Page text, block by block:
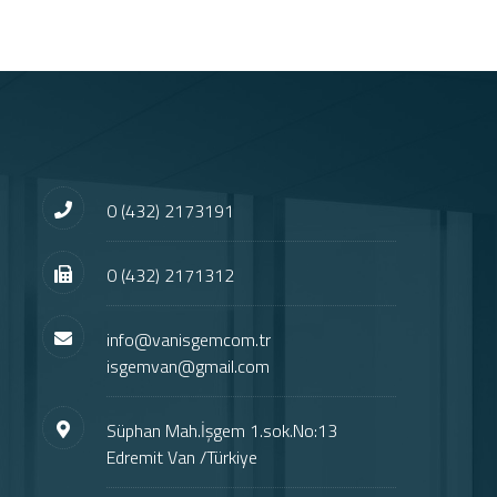
0 (432) 2173191
0 (432) 2171312
info@vanisgemcom.tr
isgemvan@gmail.com
Süphan Mah.İşgem 1.sok.No:13
Edremit Van /Türkiye